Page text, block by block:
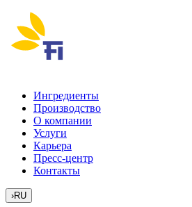
Ингредиенты
Производство
О компании
Услуги
Карьера
Пресс-центр
Контакты
›RU